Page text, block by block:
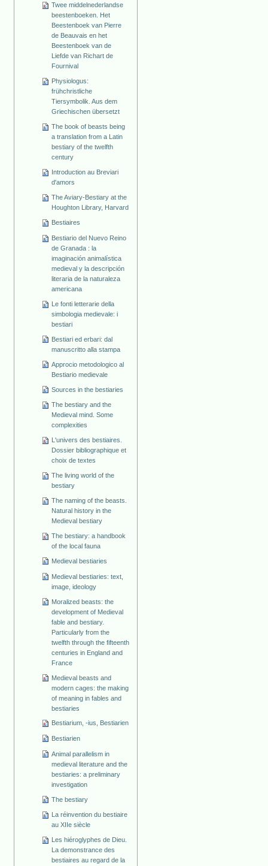
Twee middelnederlandse
beestenboeken. Het
Beestenboek van Pierre
de Beauvais en het
Beestenboek van de
Liefde van Richart de
Fournival
Physiologus:
frühchristliche
Tiersymbolik. Aus dem
Griechischen übersetzt
The book of beasts being
a translation from a Latin
bestiary of the twelfth
century
Introduction au Breviari
d'amors
The Aviary-Bestiary at the
Houghton Library, Harvard
Bestiaires
Bestiario del Nuevo Reino
de Granada : la
imaginación animalística
medieval y la descripción
literaria de la naturaleza
americana
Le fonti letterarie della
simbologia medievale: i
bestiari
Bestiari ed erbari: dal
manuscritto alla stampa
Approcio metodologico al
Bestiario medievale
Sources in the bestiaries
The bestiary and the
Medieval mind. Some
complexities
L'univers des bestiaires.
Dossier bibliographique et
choix de textes
The living world of the
bestiary
The naming of the beasts.
Natural history in the
Medieval bestiary
The bestiary: a handbook
of the local fauna
Medieval bestiaries
Medieval bestiaries: text,
image, ideology
Moralized beasts: the
development of Medieval
fable and bestiary.
Particularly from the
twelfth through the fifteenth
centuries in England and
France
Medieval beasts and
modern cages: the making
of meaning in fables and
bestiaries
Bestiarium, -ius, Bestiarien
Bestiarien
Animal parallelism in
medieval literature and the
bestiaries: a preliminary
investigation
The bestiary
La réinvention du bestiaire
au XIIe siècle
Les hiéroglyphes de Dieu.
La demonstrance des
bestiaires au regard de la